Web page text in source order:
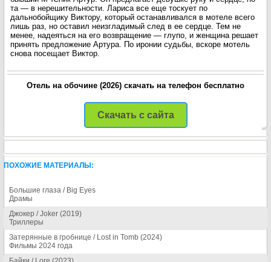
та — в нерешительности. Лариса все еще тоскует по
дальнобойщику Виктору, который останавливался в мотеле всего
лишь раз, но оставил неизгладимый след в ее сердце. Тем не
менее, надеяться на его возвращение — глупо, и женщина решает
принять предложение Артура. По иронии судьбы, вскоре мотель
снова посещает Виктор.
Отель на обочине (2026) скачать на телефон бесплатно
Скачать с сайта
ПОХОЖИЕ МАТЕРИАЛЫ:
Большие глаза / Big Eyes
Драмы
Джокер / Joker (2019)
Триллеры
Затерянные в гробнице / Lost in Tomb (2024)
Фильмы 2024 года